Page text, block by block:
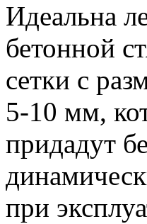
Идеальна
бетонной
сетки с
5-10 мм,
придадут
при